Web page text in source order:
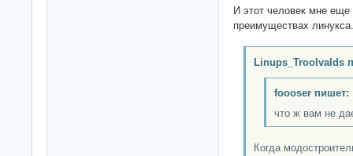
И этот человек мне еще
преимуществах
Linups_Troolvalds
foooser пишет:
что ж вам не
Когда